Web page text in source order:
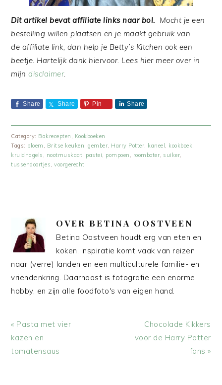
Dit artikel bevat affiliate links naar bol. Mocht je een
bestelling willen plaatsen en je maakt gebruik van
de affiliate link, dan help je Betty’s Kitchen ook een
beetje. Hartelijk dank hiervoor. Lees hier meer over in
mijndisclaimer.
Share Share Pin Share
Category: Bakrecepten
Kookboeken
Tags: bloem Britse keuken ,gember Harry Potter kaneel kookboek
kruidnagels
nootmuskaat pastei pompoen roomboter suiker
tussendoortjes ,voorgerecht
OVER BETINA OOSTVEEN
Betina Oostveen houdt erg van eten en
koken. Inspiratie komt vaak van reizen
naar (verre) landen en een multiculturele familie- en
vriendenkring. Daarnaast is fotografie een enorme
hobby, en zijn alle foodfoto's van eigen hand.
Vorig
bericht:
« Pasta met vier
kazen en
tomatensaus
Volgend
bericht:
Chocolade Kikkers
voor de Harry Potter
fans »